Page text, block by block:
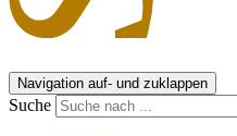
Navigation auf- und zuklappen
Suche